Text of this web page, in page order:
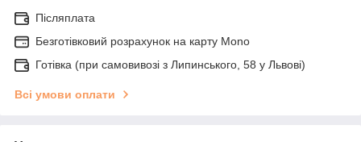
Післяплата
Безготівковий розрахунок на карту Mono
Готівка (при самовивозі з Липинського, 58 у Львові)
Всі умови оплати